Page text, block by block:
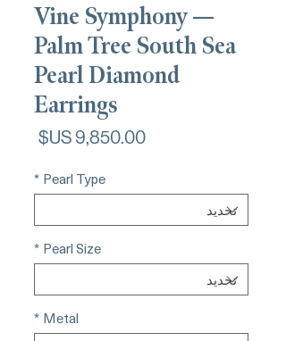
Vine Symphony —
Palm Tree South Sea
Pearl Diamond
Earrings
Pearl Type
*
Pearl Size
*
Metal
*